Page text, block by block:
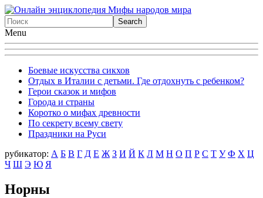
Menu
Боевые искусства сикхов
Отдых в Италии с детьми. Где отдохнуть с ребенком?
Герои сказок и мифов
Города и страны
Коротко о мифах древности
По секрету всему свету
Праздники на Руси
рубикатор: А Б В Г Д Е Ж З И Й К Л М Н О П Р С Т У Ф X Ц
Ч Ш Э Ю Я
Норны